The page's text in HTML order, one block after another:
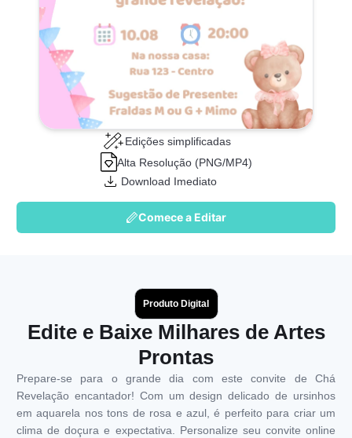
Edições simplificadas
Alta Resolução (PNG/MP4)
Download Imediato
Comece a Editar
Produto Digital
Edite e Baixe Milhares de Artes
Prontas
Prepare-se para o grande dia com este convite de Chá
Revelação encantador! Com um design delicado de ursinhos
em aquarela nos tons de rosa e azul, é perfeito para criar um
clima de doçura e expectativa. Personalize seu convite online